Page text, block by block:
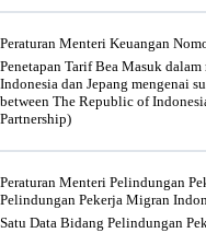
Peraturan Menteri Keuangan
Penetapan Tarif Bea Masuk
Indonesia dan Jepang mengenai
between The Republic of
Partnership)
Peraturan Menteri Pelindungan
Pelindungan Pekerja Migran
Satu Data Bidang Pelindungan